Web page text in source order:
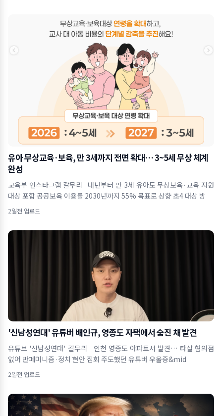
유아 무상교육·보육, 만 3세까지 전면 확대… 3~5세 무상 체계
완성
교육부 인스타그램 갈무리 내년부터 만 3세 유아도 무상보육·교육 지원
대상 포함 공공보육 이용률 2030년까지 55% 목표로 상향 초4 대상 방
2일전 업로드
'신남성연대' 유튜버 배인규, 영종도 자택에서 숨진 채 발견
유튜브 '신남성연대' 갈무리 인천 영종도 아파트서 발견… 타살 혐의점
없어 반페미니즘·정치 현안 집회 주도했던 유튜버 우울증&mid
2일전 업로드